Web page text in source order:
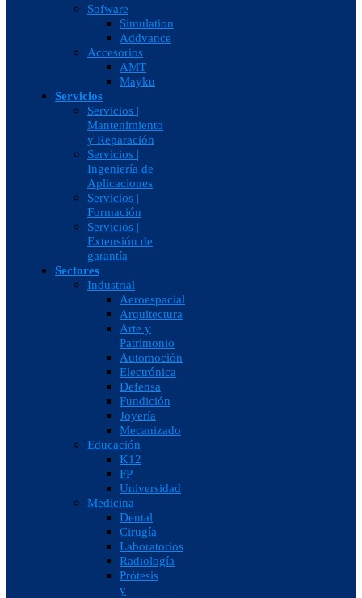
Sofware
Simulation
Addvance
Accesorios
AMT
Mayku
Servicios
Servicios |
Mantenimiento
y Reparación
Servicios |
Ingeniería de
Aplicaciones
Servicios |
Formación
Servicios |
Extensión de
garantía
Sectores
Industrial
Aeroespacial
Arquitectura
Arte y
Patrimonio
Automoción
Electrónica
Defensa
Fundición
Joyería
Mecanizado
Educación
K12
FP
Universidad
Medicina
Dental
Cirugía
Laboratorios
Radiología
Prótesis
y